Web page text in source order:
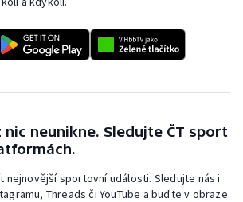
neunikne. Sledujte ČT sport
nejnovější sportovní události. Sledujte nás i
Threads či YouTube a buďte v obraze.